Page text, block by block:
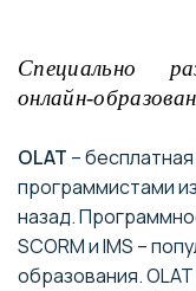
Специально
онлайн-
OLAT –
программистами
назад.
SCORM и IMS –
образования.